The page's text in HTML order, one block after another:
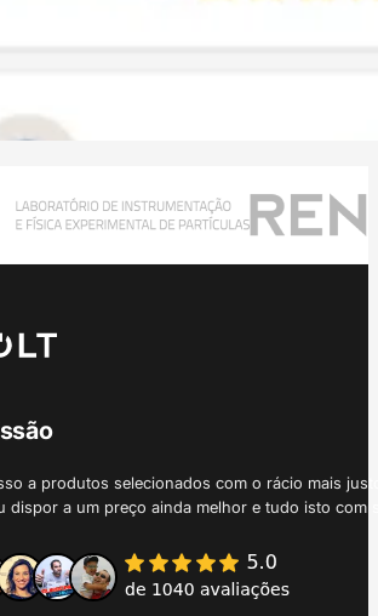
a produtos selecionados com o rácio mais
dispor a um preço ainda melhor e tudo isto